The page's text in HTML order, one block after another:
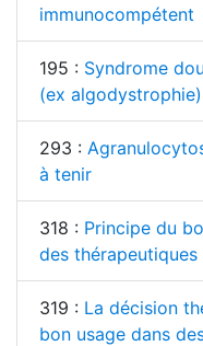
immunocompétent
195 : Syndrome
(ex algodystrophie)
293 :
à tenir
318 : Principe du
des
319 : La décision
bon usage dans